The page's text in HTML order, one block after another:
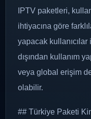
IPTV paketleri,
ihtiyacına göre
yapacak
dışından kullanım
veya global erişim
olabilir.
## Türkiye Paketi